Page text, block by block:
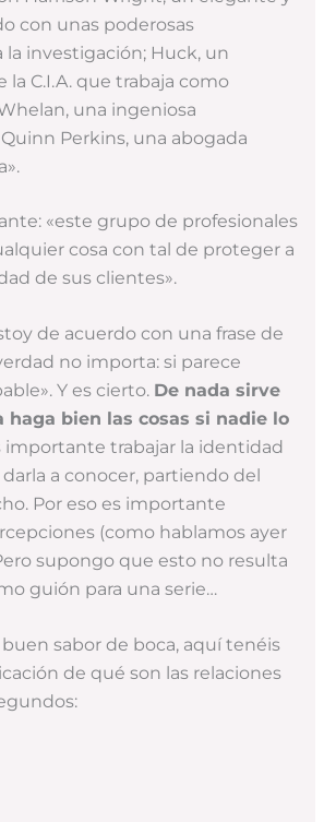
con unas poderosas
la investigación; Huck, un
la C.I.A. que trabaja como
una ingeniosa
Perkins, una abogada
«este grupo de profesionales
cosa con tal de proteger a
de sus clientes».
de acuerdo con una frase de
no importa: si parece
Y es cierto. De nada sirve
haga bien las cosas si nadie lo
importante trabajar la identidad
a conocer, partiendo del
Por eso es importante
(como hablamos ayer
supongo que esto no resulta
guión para una serie…
buen sabor de boca, aquí tenéis
de qué son las relaciones